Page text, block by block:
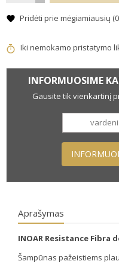
Pridėti prie mėgiamiausių (0
Iki nemokamo pristatymo
INFORMUOSIME
Gausite tik vienkartinį
Aprašymas
INOAR Resistance Fibra
Šampūnas pažeistiems